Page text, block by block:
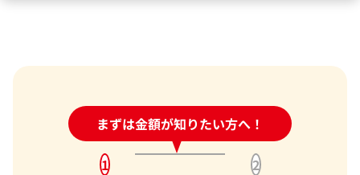
まずは金額が知りたい方へ！
24時間受付中!問い合わせフォーム
1
2